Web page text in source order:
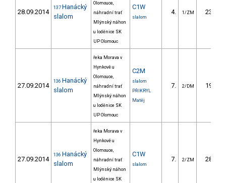
28.09.2014
137 Hanácký
slalom
Olomouce,
náhradní trať
Mlýnský náhon
u loděnice SK
UP Olomouc
C1W
slalom
4. 1/ZM 23.66
27.09.2014
136 Hanácký
slalom
řeka Morava v
Hynkově u
Olomouce,
náhradní trať
Mlýnský náhon
u loděnice SK
UP Olomouc
C2M
slalom
PŘIKRYL
Matěj
7. 2/DM 19.69
27.09.2014
136 Hanácký
slalom
řeka Morava v
Hynkově u
Olomouce,
náhradní trať
Mlýnský náhon
u loděnice SK
C1W
slalom
7. 2/ZM 28.45